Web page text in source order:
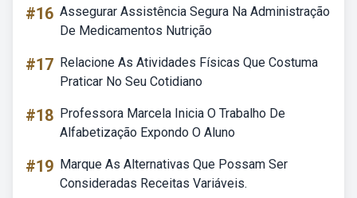
#16 Assegurar Assistência Segura Na Administração
De Medicamentos Nutrição
#17 Relacione As Atividades Físicas Que Costuma
Praticar No Seu Cotidiano
#18 Professora Marcela Inicia O Trabalho De
Alfabetização Expondo O Aluno
#19 Marque As Alternativas Que Possam Ser
Consideradas Receitas Variáveis.